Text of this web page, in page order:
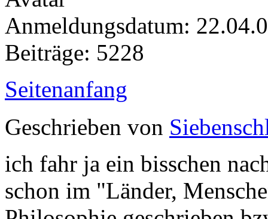
Anmeldungsdatum:
Beiträge: 5228
Seitenanfang
Geschrieben von
ich fahr ja ein bisschen
schon im "Länder,